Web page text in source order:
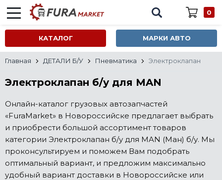
0
КАТАЛОГ МАРКИ АВТО
Главная ДЕТАЛИ Б/У Пневматика Электроклапан
Электроклапан б/у для MAN
Онлайн-каталог грузовых автозапчастей
«FuraMarket» в Новороссийске предлагает выбрать
и приобрести большой ассортимент товаров
категории Электроклапан б/у для MAN (Ман) б/у. Мы
проконсультируем и поможем Вам подобрать
оптимальный вариант, и предложим максимально
удобный вариант доставки в Новороссийске или